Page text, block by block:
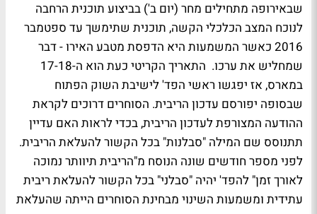
שבאירופה מתחילים מחר (יום ב') בביצוע תוכנית הרחבה
לנוכח המצב הכלכלי הקשה, תוכנית שתימשך עד ספטמבר
2016 כאשר המשמעות היא הדפסת מטבע האירו - דבר
שמחליש את ערכו. התאריך הקריטי כעת הוא ה-17-18
במארס, אז יפגשו ראשי הפד' לישיבת השוק הפתוח
שבסופה יפורסם עדכון הריבית. הסוחרים דרוכים לקראת
ההודעה המצורפת לעדכון הריבית, בכדי לראות האם עדיין
תתנוסס שם המילה "סבלנות" בכל הקשור להעלאת הריבית.
לפני מספר חודשים שונה הנוסח מ"הריבית תיוותר נמוכה
לאורך זמן" להפד' יהיה "סבלני" בכל הקשור להעלאת ריבית
עתידית ומשמעות השינוי מבחינת הסוחרים הייתה שהעלאת